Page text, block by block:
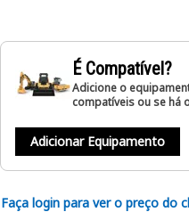
É Compatível?
Adicione o
compatíveis ou se há
Adicionar Equipamento
Faça login para ver o preço do